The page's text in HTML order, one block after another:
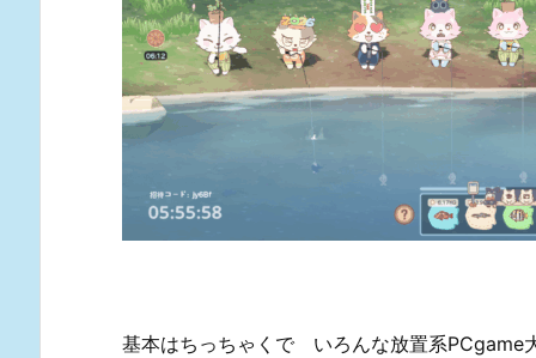
基本はちっちゃくで いろんな放置系PCgame